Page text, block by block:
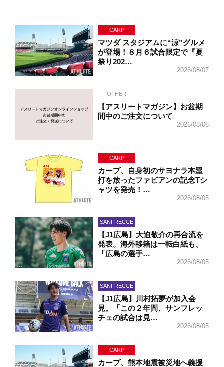
CARP
マツダ スタジアムに“涼”グルメ
が登場！８月６試合限定で『夏
祭り202…
2026/08/07
OTHER
【アスリートマガジン】お盆期
間中のご注文について
2026/08/06
CARP
カープ、自身初のサヨナラ本塁
打を放ったファビアンの記念Tシ
ャツを発売！…
2026/08/05
SANFRECCE
【J1広島】大迫敬介の再合流を
発表。海外移籍は一転白紙も、
「広島の選手…
2026/08/05
SANFRECCE
【J1広島】川村拓夢が加入会
見。「この２年間、サンフレッ
チェの試合は見…
2026/08/05
CARP
カープ、熊本地震被災地へ義援